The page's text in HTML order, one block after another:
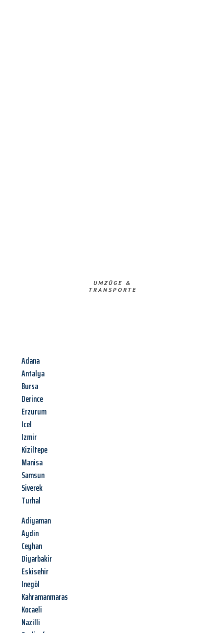
UMZÜGE &
TRANSPORTE
Adana
Antalya
Bursa
Derince
Erzurum
Icel
Izmir
Kiziltepe
Manisa
Samsun
Siverek
Turhal
Adiyaman
Aydin
Ceyhan
Diyarbakir
Eskisehir
Inegöl
Kahramanmaras
Kocaeli
Nazilli